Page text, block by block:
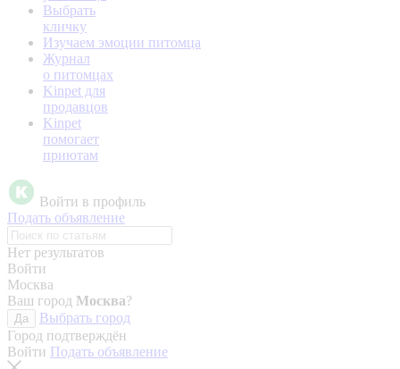
Выбрать
кличку
Изучаем эмоции питомца
Журнал
о питомцах
Kinpet для
продавцов
Kinpet
помогает
приютам
Войти в профиль
Подать объявление
Нет результатов
Войти
Москва
Ваш город Москва?
Да
Выбрать город
Город подтверждён
Войти Подать объявление